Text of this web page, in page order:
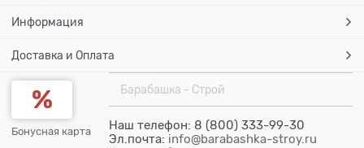
Информация
Доставка и Оплата
Бонусная карта
Барабашка - Строй
Наш телефон: 8 (800) 333-99-30
Эл.почта: info@barabashka-stroy.ru